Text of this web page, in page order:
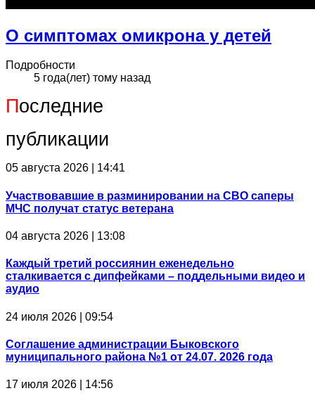
О симптомах омикрона у детей
Подробности
5 года(лет) тому назад
Последние
публикации
05 августа 2026 | 14:41
Участвовавшие в разминировании на СВО саперы
МЧС получат статус ветерана
04 августа 2026 | 13:08
Каждый третий россиянин еженедельно
сталкивается с дипфейками – поддельными видео и
аудио
24 июля 2026 | 09:54
Соглашение администрации Быковского
муниципального района №1 от 24.07. 2026 года
17 июля 2026 | 14:56